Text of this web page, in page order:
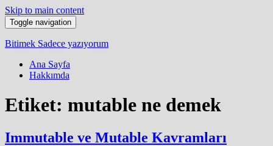
Skip to main content
Toggle navigation
Bitimek Sadece yazıyorum
Ana Sayfa
Hakkımda
Etiket: mutable ne demek
Immutable ve Mutable Kavramları